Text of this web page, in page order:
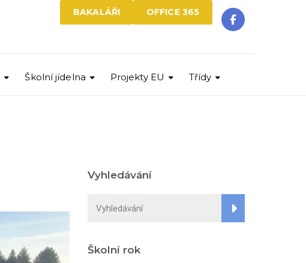
OFFICE 365
BAKALÁŘI
Školní jídelna Projekty EU Třídy
Vyhledávání
Školní rok